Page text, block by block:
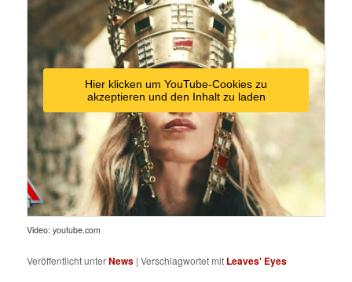
Hier klicken um YouTube-Cookies zu
akzeptieren und den Inhalt zu laden
Video: youtube.com
Veröffentlicht unterNews |Verschlagwortet mit Leaves' Eyes